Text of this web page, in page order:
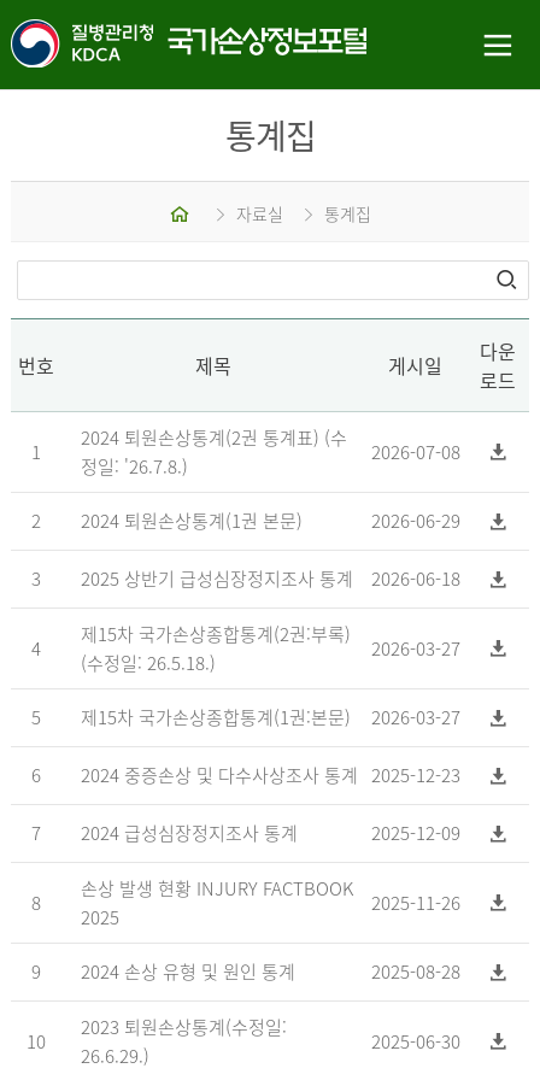
통계집
홈 자료실 통계집
번호 제목 게시일
다운
로드
1
2024 퇴원손상통계(2권 통계표) (수
정일: '26.7.8.)
2026-07-08
2 2024 퇴원손상통계(1권 본문) 2026-06-29
3 2025 상반기 급성심장정지조사 통계 2026-06-18
4
제15차 국가손상종합통계(2권:부록)
(수정일: 26.5.18.)
2026-03-27
5 제15차 국가손상종합통계(1권:본문) 2026-03-27
6 2024 중증손상 및 다수사상조사 통계 2025-12-23
7 2024 급성심장정지조사 통계 2025-12-09
8
손상 발생 현황 INJURY FACTBOOK
2025
2025-11-26
9 2024 손상 유형 및 원인 통계 2025-08-28
10
2023 퇴원손상통계(수정일:
26.6.29.)
2025-06-30